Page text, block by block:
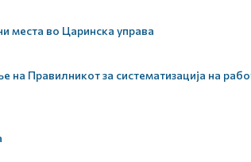
места во Царинска управа
Правилникот за систематизација на